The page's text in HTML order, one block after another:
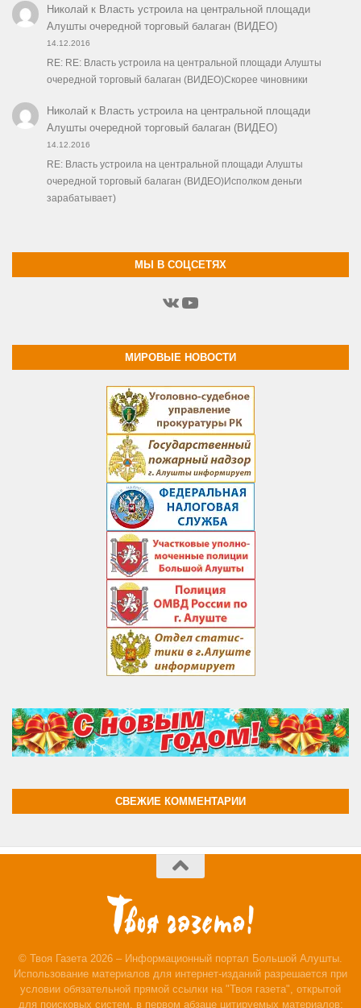
Николайк Власть устроила на центральной площади
Алушты очередной торговый балаган (ВИДЕО)
14.12.2016
RE: RE: Власть устроила на центральной площади Алушты
очередной торговый балаган (ВИДЕО)Скорее чиновники
Николайк Власть устроила на центральной площади
Алушты очередной торговый балаган (ВИДЕО)
14.12.2016
RE: Власть устроила на центральной площади Алушты
очередной торговый балаган (ВИДЕО)Исполком деньги
зарабатывает)
МЫ В СОЦСЕТЯХ
ВКонтакте
YouTube
МИРОВЫЕ НОВОСТИ
СВЕЖИЕ КОММЕНТАРИИ
© Твоя Газета 2026 – Информационный портал Большой Алушты.
Использование материалов для интернет-изданий разрешается при
условии обязательной прямой ссылки на "Твоя газета", открытой
для поисковых систем, в первом абзаце цитируемых материалов;